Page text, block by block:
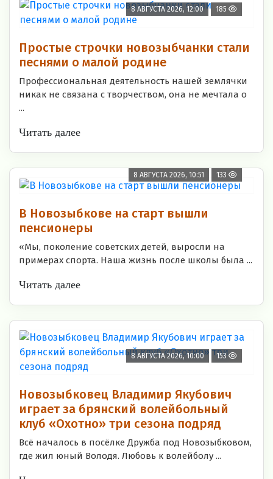
8 АВГУСТА 2026, 12:00 185
Простые строчки новозыбчанки стали
песнями о малой родине
Профессиональная деятельность нашей землячки
никак не связана с творчеством, она не мечтала о
...
Читать далее
8 АВГУСТА 2026, 10:51 133
В Новозыбкове на старт вышли
пенсионеры
«Мы, поколение советских детей, выросли на
примерах спорта. Наша жизнь после школы была ...
Читать далее
8 АВГУСТА 2026, 10:00 153
Новозыбковец Владимир Якубович
играет за брянский волейбольный
клуб «Охотно» три сезона подряд
Всё началось в посёлке Дружба под Новозыбковом,
где жил юный Володя. Любовь к волейболу ...